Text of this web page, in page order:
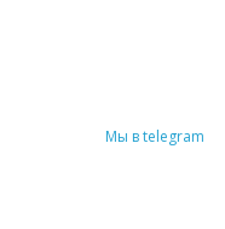
Мы в telegram